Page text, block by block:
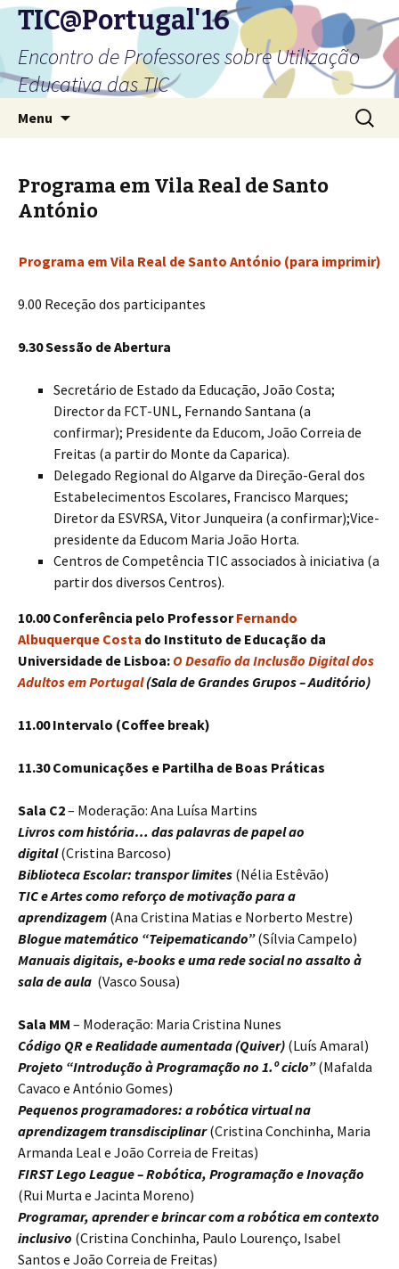
TIC@Portugal'16
Encontro de Professores sobre Utilização
Educativa das TIC
Menu
por:
Programa em Vila Real de Santo
António
Programa em Vila Real de Santo António (para imprimir)
9.00 Receção dos participantes
9.30 Sessão de Abertura
Secretário de Estado da Educação, João Costa;
Director da FCT-UNL, Fernando Santana (a
confirmar); Presidente da Educom, João Correia de
Freitas (a partir do Monte da Caparica).
Delegado Regional do Algarve da Direção-Geral dos
Estabelecimentos Escolares, Francisco Marques;
Diretor da ESVRSA, Vitor Junqueira (a confirmar);Vice-
presidente da Educom Maria João Horta.
Centros de Competência TIC associados à iniciativa (a
partir dos diversos Centros).
10.00 Conferência pelo ProfessorFernando
Albuquerque Costa do Instituto de Educação da
Universidade de Lisboa: O Desafio da Inclusão Digital dos
Adultos em Portugal (Sala de Grandes Grupos – Auditório)
11.00 Intervalo (Coffee break)
11.30 Comunicações e Partilha de Boas Práticas
Sala C2– Moderação: Ana Luísa Martins
Livros com história… das palavras de papel ao
digital(Cristina Barcoso)
Biblioteca Escolar: transpor limites (Nélia Estêvão)
TIC e Artes como reforço de motivação para a
aprendizagem (Ana Cristina Matias e Norberto Mestre)
Blogue matemático “Teipematicando”(Sílvia Campelo)
Manuais digitais, e-books e uma rede social no assalto à
sala de aula (Vasco Sousa)
Sala MM – Moderação: Maria Cristina Nunes
Código QR e Realidade aumentada (Quiver) (Luís Amaral)
Projeto “Introdução à Programação no 1.º ciclo” (Mafalda
Cavaco e António Gomes)
Pequenos programadores: a robótica virtual na
aprendizagem transdisciplinar(Cristina Conchinha, Maria
Armanda Leal e João Correia de Freitas)
FIRST Lego League – Robótica, Programação e Inovação
(Rui Murta e Jacinta Moreno)
Programar, aprender e brincar com a robótica em contexto
inclusivo (Cristina Conchinha, Paulo Lourenço, Isabel
Santos e João Correia de Freitas)